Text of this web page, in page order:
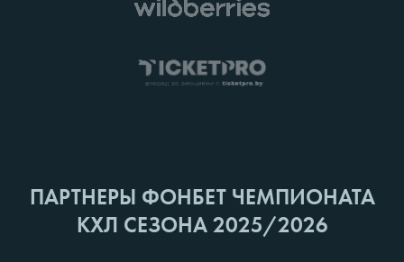
ПАРТНЕРЫ ФОНБЕТ ЧЕМПИОНАТА
КХЛ СЕЗОНА 2025/2026